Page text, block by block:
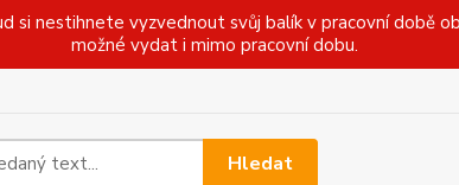
si nestihnete vyzvednout svůj balík v pracovní době
možné vydat i mimo pracovní dobu.
Hledat